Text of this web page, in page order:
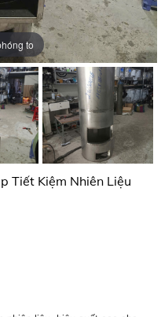
to
to
to
Tiết Kiệm Nhiên Liệu